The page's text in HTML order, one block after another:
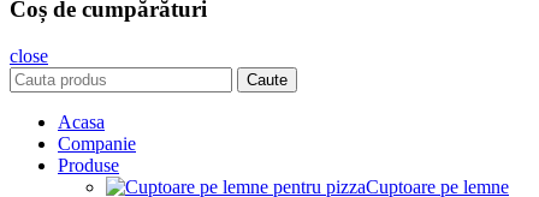
Coș de cumpărături
close
Caute
Acasa
Companie
Produse
Cuptoare pe lemne